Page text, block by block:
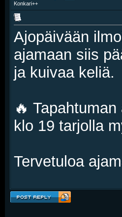
Konkari++
Ajopäivään
ajamaan siis
ja kuivaa keliä.
🔥
klo 19 tarjolla
Tervetuloa